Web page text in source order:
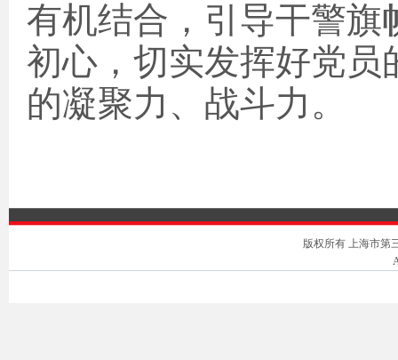
有机结合，引导干警旗
初心，切实发挥好党员
的凝聚力、战斗力。
版权所有 上海市第